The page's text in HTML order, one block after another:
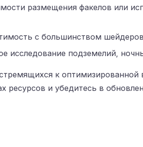
размещения факелов или
с большинством
исследование подземелий,
к
ресурсов и убедитесь в